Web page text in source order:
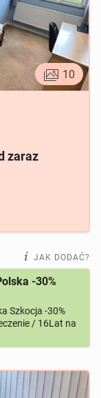
10
zaraz
JAK DODAĆ?
-30%
Szkocja -30%
/ 16Lat na